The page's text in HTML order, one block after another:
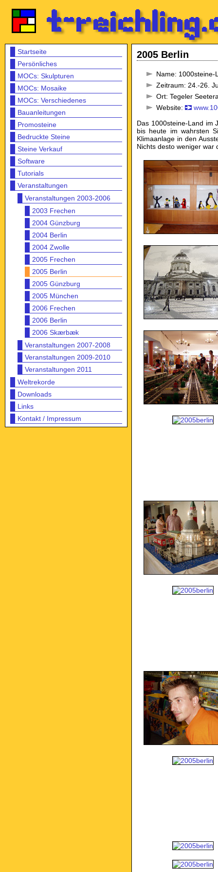
Startseite
Persönliches
MOCs: Skulpturen
MOCs: Mosaike
MOCs: Verschiedenes
Bauanleitungen
Promosteine
Bedruckte Steine
Steine Verkauf
Software
Tutorials
Veranstaltungen
Veranstaltungen 2003-2006
2003 Frechen
2004 Günzburg
2004 Berlin
2004 Zwolle
2005 Frechen
2005 Berlin
2005 Günzburg
2005 München
2006 Frechen
2006 Berlin
2006 Skærbæk
Veranstaltungen 2007-2008
Veranstaltungen 2009-2010
Veranstaltungen 2011
Weltrekorde
Downloads
Links
Kontakt / Impressum
2005 Berlin
Name: 1000steine-
Zeitraum: 24.-26.
Ort: Tegeler
Website:
Das 1000steine-Land im
bis heute im wahrsten
Klimaanlage in den
Nichts desto weniger war